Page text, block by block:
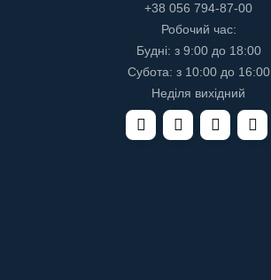
+38 056 794-87-00
Робочий час:
Будні: з 9:00 до 18:00
Субота: з 10:00 до 16:00
Неділя вихідний